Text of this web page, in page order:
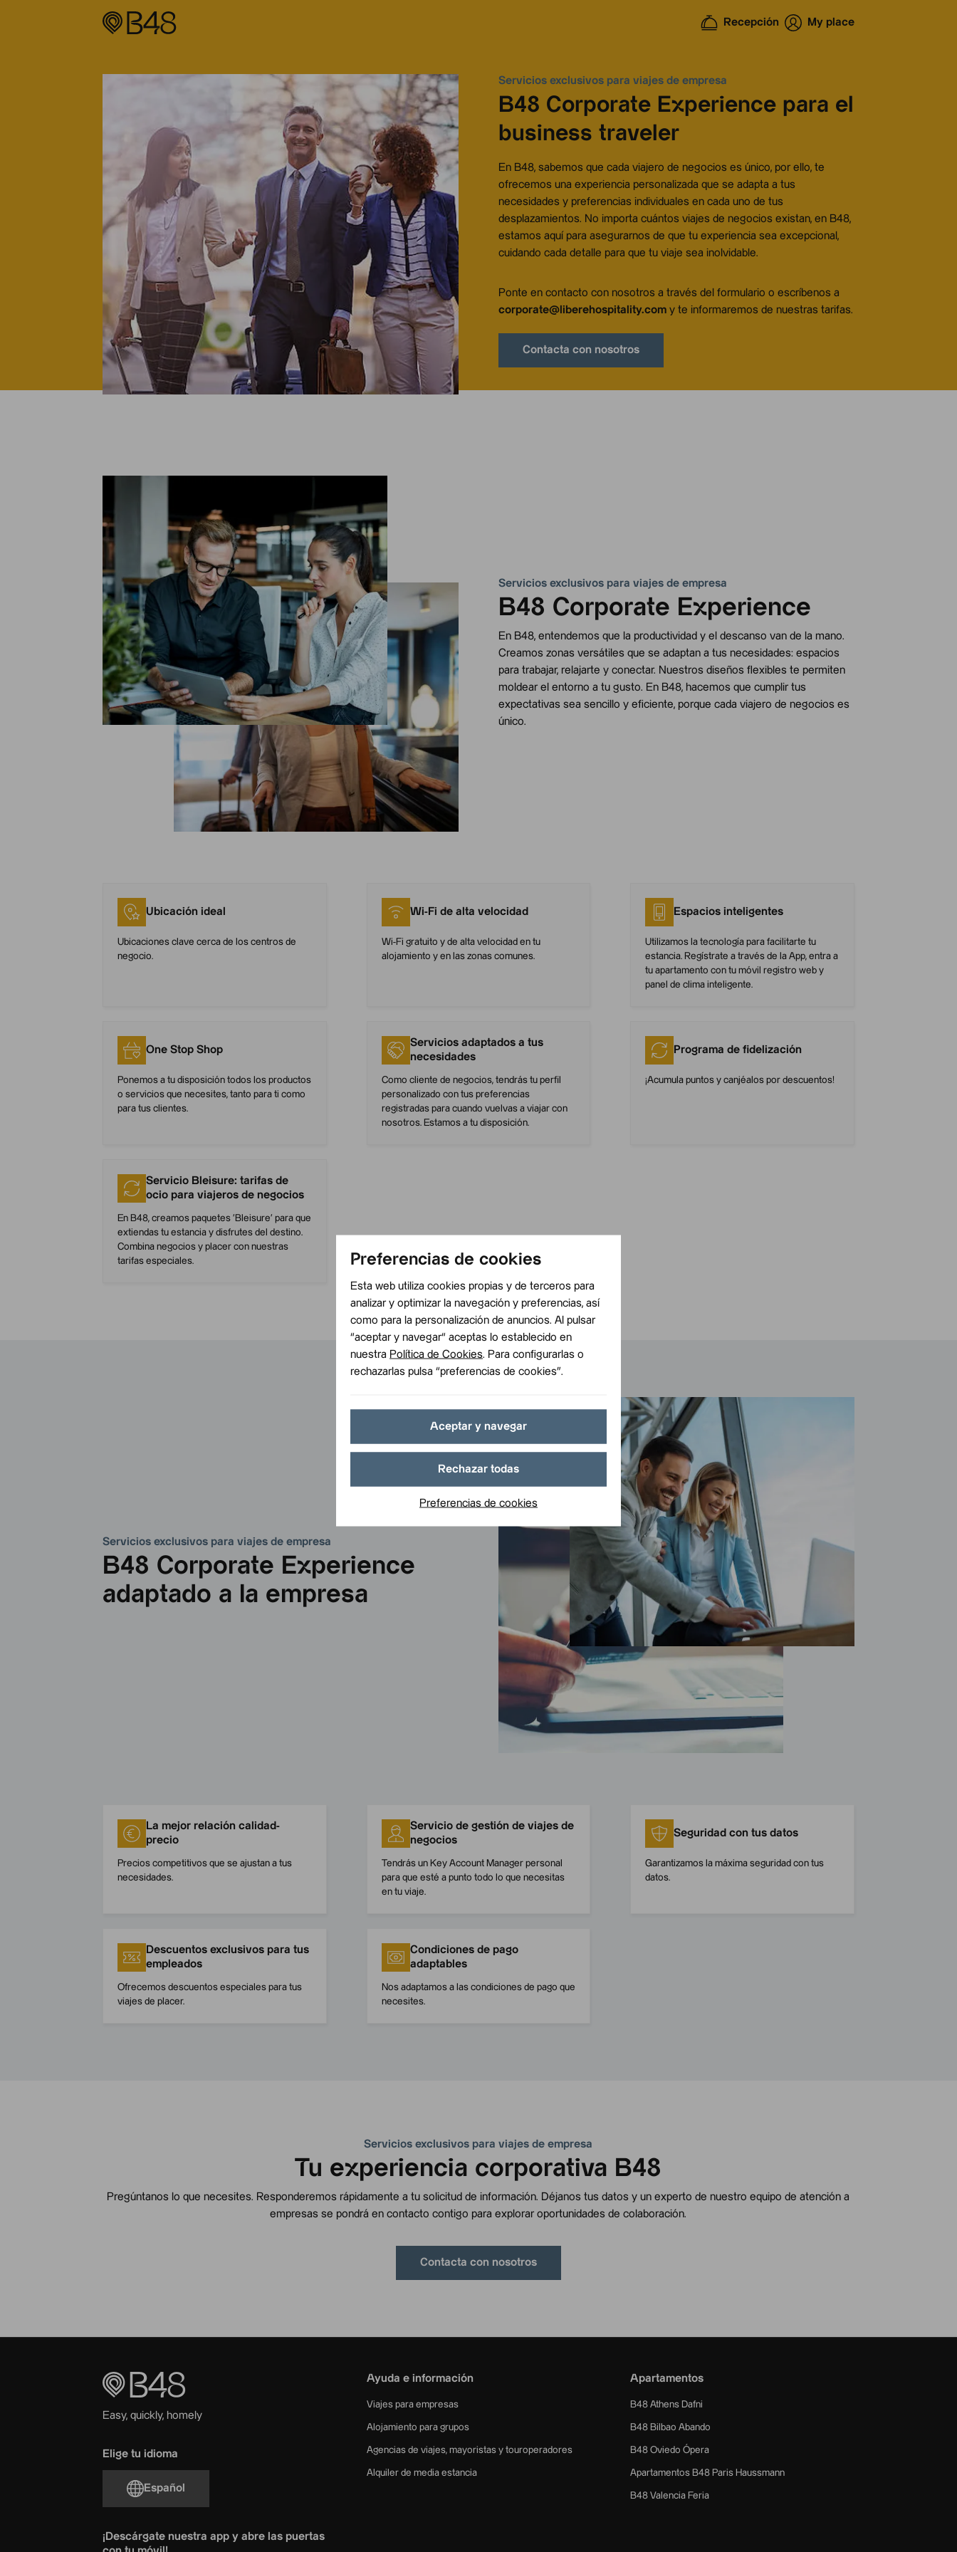
Recepción My place
Servicios exclusivos para viajes de empresa
B48 Corporate Experience para el
business traveler
En B48, sabemos que cada viajero de negocios es único, por ello, te
ofrecemos una experiencia personalizada que se adapta a tus
necesidades y preferencias individuales en cada uno de tus
desplazamientos. No importa cuántos viajes de negocios existan, en B48,
estamos aquí para asegurarnos de que tu experiencia sea excepcional,
cuidando cada detalle para que tu viaje sea inolvidable.
Ponte en contacto con nosotros a través del formulario o escríbenos a
corporate@liberehospitality.comy te informaremos de nuestras tarifas.
Contacta con nosotros
Servicios exclusivos para viajes de empresa
B48 Corporate Experience
En B48, entendemos que la productividad y el descanso van de la mano.
Creamos zonas versátiles que se adaptan a tus necesidades: espacios
para trabajar, relajarte y conectar. Nuestros diseños flexibles te permiten
moldear el entorno a tu gusto. En B48, hacemos que cumplir tus
expectativas sea sencillo y eficiente, porque cada viajero de negocios es
único.
Ubicación ideal
Ubicaciones clave cerca de los centros de
negocio.
Wi-Fi de alta velocidad
Wi-Fi gratuito y de alta velocidad en tu
alojamiento y en las zonas comunes.
Espacios inteligentes
Utilizamos la tecnología para facilitarte tu
estancia. Regístrate a través de la App, entra a
tu apartamento con tu móvil registro web y
panel de clima inteligente.
One Stop Shop
Ponemos a tu disposición todos los productos
o servicios que necesites, tanto para ti como
para tus clientes.
Servicios adaptados a tus
necesidades
Como cliente de negocios, tendrás tu perfil
personalizado con tus preferencias
registradas para cuando vuelvas a viajar con
nosotros. Estamos a tu disposición.
Programa de fidelización
¡Acumula puntos y canjéalos por descuentos!
Servicio Bleisure: tarifas de
ocio para viajeros de negocios
En B48, creamos paquetes ‘Bleisure’ para que
extiendas tu estancia y disfrutes del destino.
Combina negocios y placer con nuestras
tarifas especiales.
Servicios exclusivos para viajes de empresa
B48 Corporate Experience
adaptado a la empresa
La mejor relación calidad-
precio
Precios competitivos que se ajustan a tus
necesidades.
Servicio de gestión de viajes de
negocios
Tendrás un Key Account Manager personal
para que esté a punto todo lo que necesitas
en tu viaje.
Seguridad con tus datos
Garantizamos la máxima seguridad con tus
datos.
Descuentos exclusivos para tus
empleados
Ofrecemos descuentos especiales para tus
viajes de placer.
Condiciones de pago
adaptables
Nos adaptamos a las condiciones de pago que
necesites.
Servicios exclusivos para viajes de empresa
Tu experiencia corporativa B48
Pregúntanos lo que necesites. Responderemos rápidamente a tu solicitud de información. Déjanos tus datos y un experto de nuestro equipo de atención a
empresas se pondrá en contacto contigo para explorar oportunidades de colaboración.
Contacta con nosotros
Easy, quickly, homely
Elige tu idioma
Español
¡Descárgate nuestra app y abre las puertas
Ayuda e información
Viajes para empresas
Alojamiento para grupos
Agencias de viajes, mayoristas y touroperadores
Alquiler de media estancia
Apartamentos
B48 Athens Dafni
B48 Bilbao Abando
B48 Oviedo Ópera
Apartamentos B48 Paris Haussmann
B48 Valencia Feria
Preferencias de cookies
Esta web utiliza cookies propias y de terceros para
analizar y optimizar la navegación y preferencias, así
como para la personalización de anuncios. Al pulsar
“aceptar y navegar“ aceptas lo establecido en
nuestra Política de Cookies. Para configurarlas o
rechazarlas pulsa “preferencias de cookies”.
Aceptar y navegar
Rechazar todas
Preferencias de cookies